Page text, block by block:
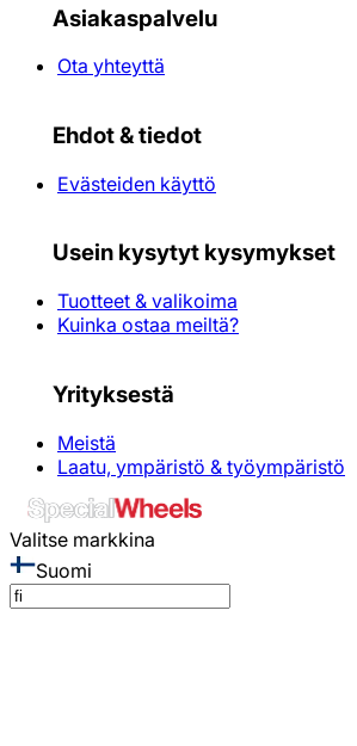
Asiakaspalvelu
Ota yhteyttä
Ehdot & tiedot
Evästeiden käyttö
Usein kysytyt kysymykset
Tuotteet & valikoima
Kuinka ostaa meiltä?
Yrityksestä
Meistä
Laatu, ympäristö & työympäristö
Valitse markkina
Suomi